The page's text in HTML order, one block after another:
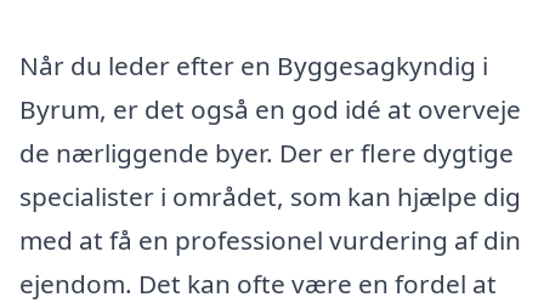
Når du leder efter en Byggesagkyndig i
Byrum, er det også en god idé at overveje
de nærliggende byer. Der er flere dygtige
specialister i området, som kan hjælpe dig
med at få en professionel vurdering af din
ejendom. Det kan ofte være en fordel at